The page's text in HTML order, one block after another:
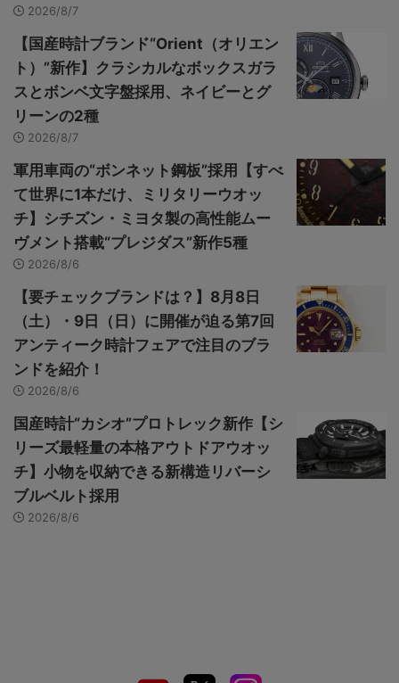
2026/8/7
【国産時計ブランド“Orient（オリエン
ト）”新作】クラシカルなボックスガラ
スとボンベ文字盤採用、ネイビーとグ
リーンの2種
2026/8/7
軍用車両の“ボンネット鋼板”採用【すべ
て世界に1本だけ、ミリタリーウオッ
チ】シチズン・ミヨタ製の高性能ムー
ヴメント搭載“プレジダス”新作5種
2026/8/6
【要チェックブランドは？】8月8日
（土）・9日（日）に開催が迫る第7回
アンティーク時計フェアで注目のブラ
ンドを紹介！
2026/8/6
国産時計“カシオ”プロトレック新作【シ
リーズ最軽量の本格アウトドアウオッ
チ】小物を収納できる新構造リバーシ
ブルベルト採用
2026/8/6